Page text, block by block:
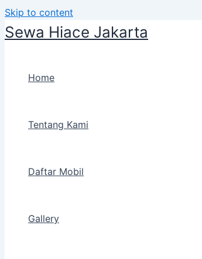
Skip to content
Sewa Hiace Jakarta
Home
Tentang Kami
Daftar Mobil
Gallery